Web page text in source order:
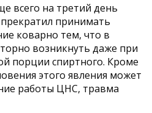
всего на третий день
прекратил принимать
коварно тем, что в
возникнуть даже при
порции спиртного. Кроме
этого явления может
работы ЦНС, травма